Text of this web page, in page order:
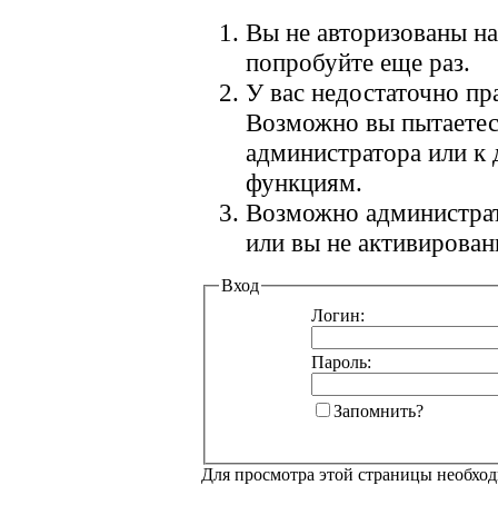
Вы не авторизованы
попробуйте еще раз.
У вас недостаточно
Возможно вы
администратора или
функциям.
Возможно
или вы не
Вход
Логин:
Пароль:
Запомнить?
Для просмотра этой страницы